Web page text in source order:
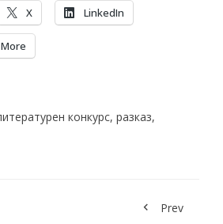
X LinkedIn
More
конкурс, разказ,
Prev